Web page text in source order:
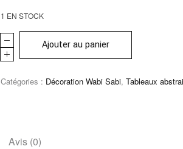
1 EN STOCK
Ajouter au panier
Catégories : Décoration Wabi Sabi,Tableaux
Avis (0)